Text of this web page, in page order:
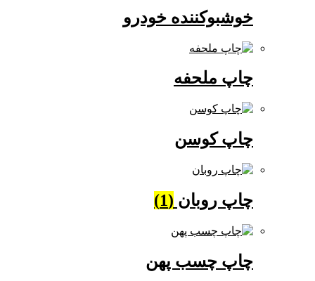
خوشبوکننده خودرو
چاپ ملحفه
چاپ کوسن
چاپ روبان(1)
چاپ چسب پهن